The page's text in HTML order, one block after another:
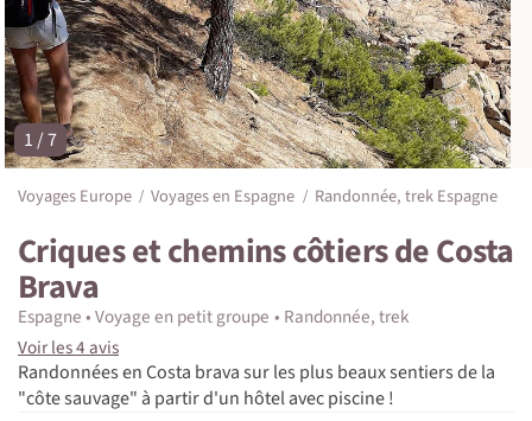
©
1 / 7
Voyages Europe Voyages en Espagne Randonnée, trek Espagne
Criques et chemins côtiers de Costa
Brava
Espagne Voyage en petit groupe
Randonnée, trek
Voir les 4 avis
Randonnées en Costa brava sur les plus beaux sentiers de la
"côte sauvage" à partir d'un hôtel avec piscine !